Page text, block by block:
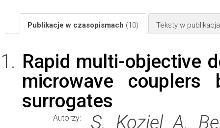
Publikacje w czasopismach (10) Teksty w
Rapid multi-objective
microwave
surrogates
Autorzy:
S. Koziel A.